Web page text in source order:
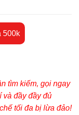
500k
tìm kiếm, gọi ngay
và đầy đầy đủ
tối đa bị lừa đảo!